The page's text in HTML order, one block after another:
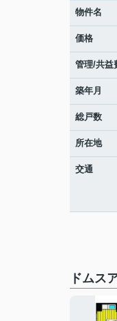
物件名
価格
管理/共益
築年月
総戸数
所在地
交通
ドムス